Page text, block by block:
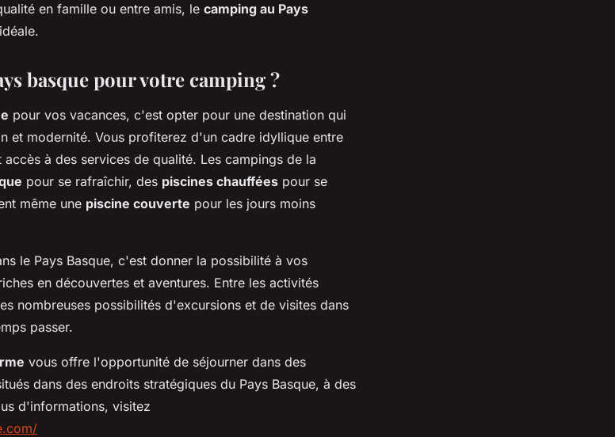
en famille ou entre amis, le camping au Pays
basque pour votre camping ?
pour vos vacances, c'est opter pour une destination qui
et modernité. Vous profiterez d'un cadre idyllique entre
à des services de qualité. Les campings de la
pour se rafraîchir, des piscines chauffées pour se
même une piscine couverte pour les jours moins
le Pays Basque, c'est donner la possibilité à vos
en découvertes et aventures. Entre les activités
nombreuses possibilités d'excursions et de visites dans
passer.
vous offre l'opportunité de séjourner dans des
dans des endroits stratégiques du Pays Basque, à des
d'informations, visitez